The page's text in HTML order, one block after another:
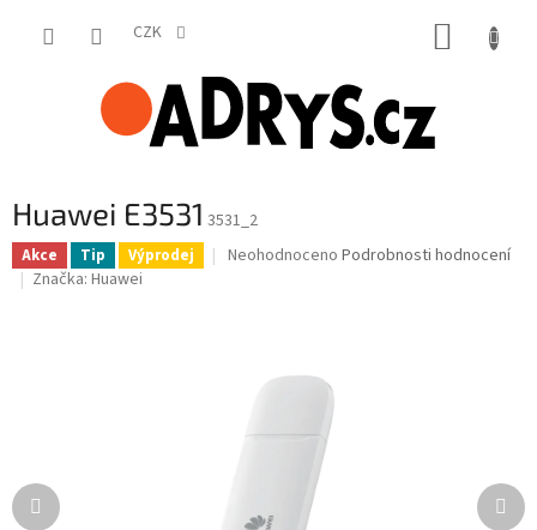
CZK
Huawei E3531 3531_2
Akce Tip Výprodej
Průměrné
Neohodnoceno Podrobnosti hodnocení
Značka: Huawei